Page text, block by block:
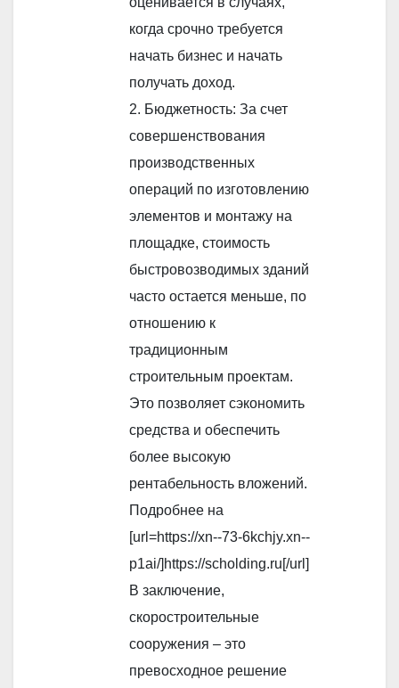
когда срочно требуется
начать бизнес и начать
получать доход.
2. Бюджетность: За счет
совершенствования
производственных
операций по изготовлению
элементов и монтажу на
площадке, стоимость
быстровозводимых зданий
часто остается меньше, по
отношению к
традиционным
строительным проектам.
Это позволяет сэкономить
средства и обеспечить
более высокую
рентабельность вложений.
Подробнее на
[url=https://xn--73-6kchjy.xn--
p1ai/]https://scholding.ru[/url]
В заключение,
скоростроительные
сооружения – это
превосходное решение